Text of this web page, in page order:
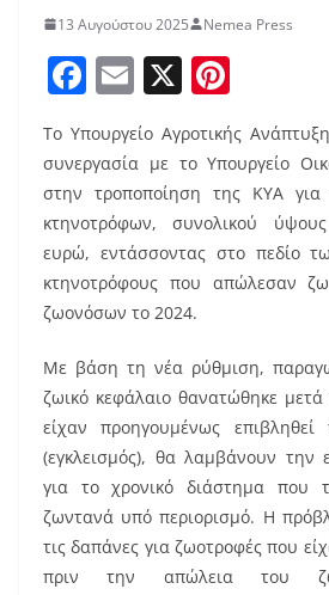
13 Αυγούστου 2025 Nemea Press
F
c
e
b
o
o
E
m
ai
l
X
er
e
st
Το Υπουργείο Αγροτικής
συνεργασία με το Υπουργείο
στην τροποποίηση της ΚΥΑ
κτηνοτρόφων, συνολικού
ευρώ, εντάσσοντας στο πεδίο
κτηνοτρόφους που απώλεσαν
ζωονόσων το 2024.
Με βάση τη νέα ρύθμιση,
ζωικό κεφάλαιο θανατώθηκε μετά
είχαν προηγουμένως επιβληθεί
(εγκλεισμός), θα λαμβάνουν την
για το χρονικό διάστημα που
ζωντανά υπό περιορισμό. Η
τις δαπάνες για ζωοτροφές που
πριν την απώλεια του